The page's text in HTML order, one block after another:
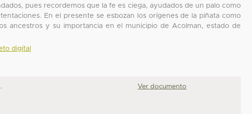
pues recordemos que la fe es ciega, ayudados de un palo como
En el presente se esbozan los orígenes de la piñata como
ancestros y su importancia en el municipio de Acolman, estado de
digital
Ver documento